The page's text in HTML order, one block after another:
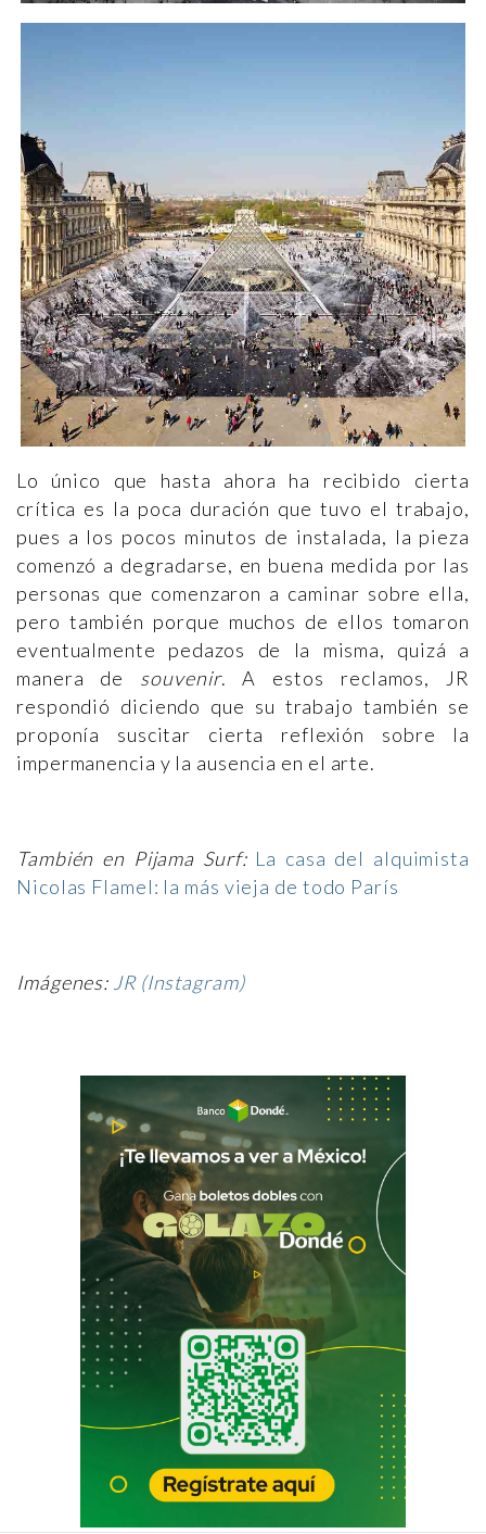
Lo único que hasta ahora ha recibido cierta
crítica es la poca duración que tuvo el trabajo,
pues a los pocos minutos de instalada, la pieza
comenzó a degradarse, en buena medida por las
personas que comenzaron a caminar sobre ella,
pero también porque muchos de ellos tomaron
eventualmente pedazos de la misma, quizá a
manera de souvenir. A estos reclamos, JR
respondió diciendo que su trabajo también se
proponía suscitar cierta reflexión sobre la
impermanencia y la ausencia en el arte.
También en Pijama Surf: La casa del alquimista
Nicolas Flamel: la más vieja de todo París
Imágenes: JR (Instagram)